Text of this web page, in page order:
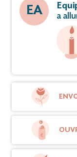
EA
a